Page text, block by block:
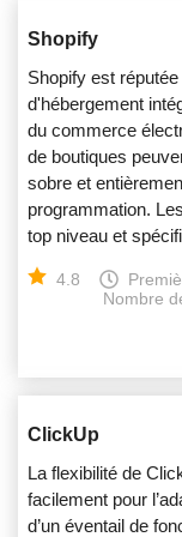
Shopify
Shopify est
d'hébergement
du commerce
de boutiques
sobre et
programmation.
top niveau et
4.8
Nombre
ClickUp
La flexibilité de
facilement pour
d’un éventail de